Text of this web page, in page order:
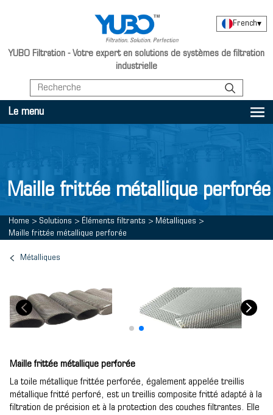
YUBO Filtration - Votre expert en solutions de systèmes de filtration
industrielle
French▾
Le menu
Maille frittée métallique perforée
Home > Solutions > Éléments filtrants > Métalliques >
Maille frittée métallique perforée
Métalliques
Maille frittée métallique perforée
La toile métallique frittée perforée, également appelée treillis
métallique fritté perforé, est un treillis composite fritté adapté à la
filtration de précision et à la protection des couches filtrantes. Elle